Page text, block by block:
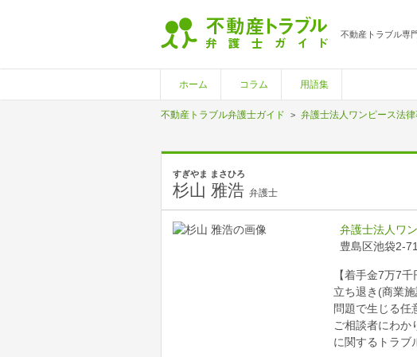
不動産トラブル専
ホーム コラム 用語集
不動産トラブル弁護士ガイド 弁護士法人ワンピース法
すぎやま まさひろ
杉山 雅浩 弁護士
弁護士法人ワ
豊島区池袋2-
【着手金7万7千
立ち退き(商業
問題で生じる任
ご相談者にわか
に関するトラブ